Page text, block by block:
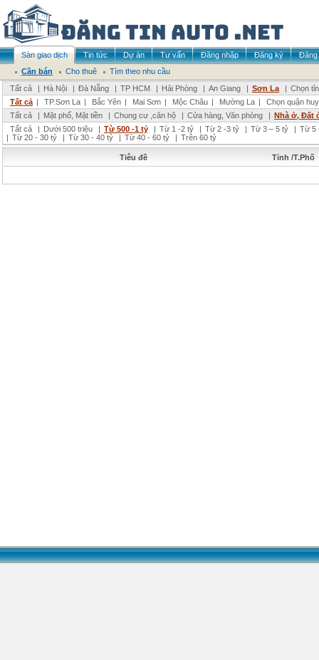
Sàn giao dịch Tin tức Dự án Tư vấn Đăng nhập Đăng ký
Đăng
Cần bán
Cho thuê
Tìm theo nhu cầu
Tất cả
| Hà Nội | Đà Nẵng | TP HCM | Hải Phòng | An Giang | Sơn La | Chọn
Tất cả | TP.Sơn La | Bắc Yên | Mai Sơn | Mộc Châu | Mường La |
Chọn quận
Tất cả
| Mặt phố, Mặt tiền | Chung cư ,căn hộ | Cửa hàng, Văn phòng | Nhà ở, Đất
Tất cả
| Dưới 500 triệu | Từ 500 -1 tỷ | Từ 1 -2 tỷ | Từ 2 -3 tỷ | Từ 3 – 5 tỷ | Từ 5
| Từ 20 - 30 tỷ | Từ 30 - 40 tỷ | Từ 40 - 60 tỷ | Trên 60 tỷ
Tiêu đề Tỉnh /T.Phố